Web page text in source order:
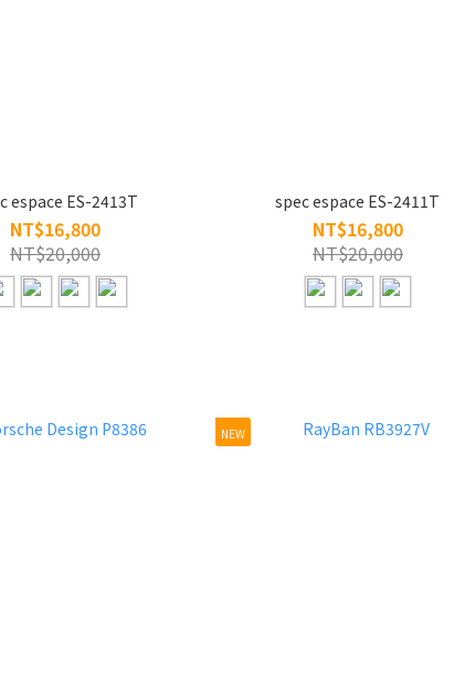
espace ES-2413T
NT$16,800
NT$20,000
spec espace ES-2411T
NT$16,800
NT$20,000
NEW